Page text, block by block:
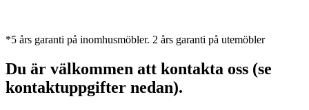
*5 års garanti på inomhusmöbler. 2 års garanti på utemöbler
Du är välkommen att kontakta oss (se
kontaktuppgifter nedan).